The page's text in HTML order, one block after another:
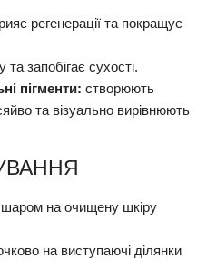
регенерації та покращує
запобігає сухості.
пігменти: створюють
та візуально вирівнюють
шаром на очищену шкіру
на виступаючі ділянки